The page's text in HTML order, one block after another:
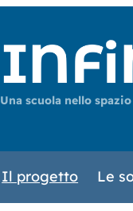
Una scuola nello spazio
Il progetto Le